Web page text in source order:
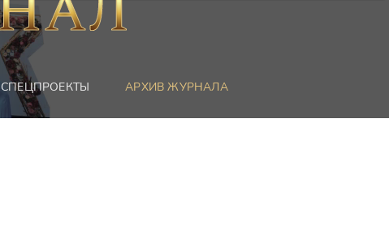
СПЕЦПРОЕКТЫ АРХИВ ЖУРНАЛА